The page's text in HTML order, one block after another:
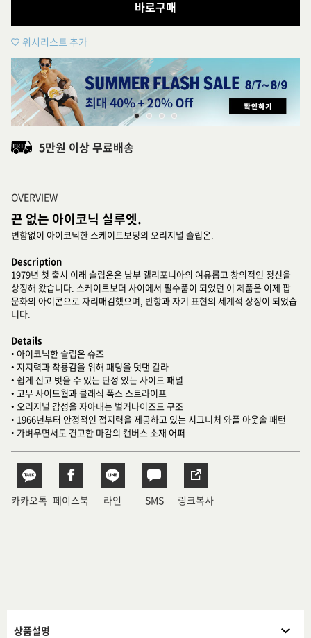
바로구매
위시리스트 추가
5만원 이상 무료배송
OVERVIEW
끈 없는 아이코닉 실루엣.
변함없이 아이코닉한 스케이트보딩의 오리지널 슬립온.
Description
1979년 첫 출시 이래 슬립온은 남부 캘리포니아의 여유롭고 창의적인 정신을
상징해 왔습니다. 스케이트보더 사이에서 필수품이 되었던 이 제품은 이제 팝
문화의 아이콘으로 자리매김했으며, 반항과 자기 표현의 세계적 상징이 되었습
니다.
Details
• 아이코닉한 슬립온 슈즈
• 지지력과 착용감을 위해 패딩을 덧댄 칼라
• 쉽게 신고 벗을 수 있는 탄성 있는 사이드 패널
• 고무 사이드월과 클래식 폭스 스트라이프
• 오리지널 감성을 자아내는 벌커나이즈드 구조
• 1966년부터 안정적인 접지력을 제공하고 있는 시그니처 와플 아웃솔 패턴
• 가벼우면서도 견고한 마감의 캔버스 소재 어퍼
카카오톡 페이스북 라인 SMS 링크복사
상품설명